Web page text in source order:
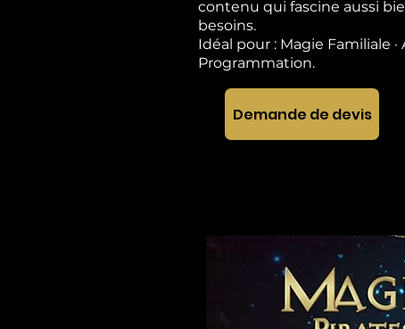
contenu qui fascine aussi
besoins.
Idéal pour : Magie Familiale
Programmation.
Demande de devis